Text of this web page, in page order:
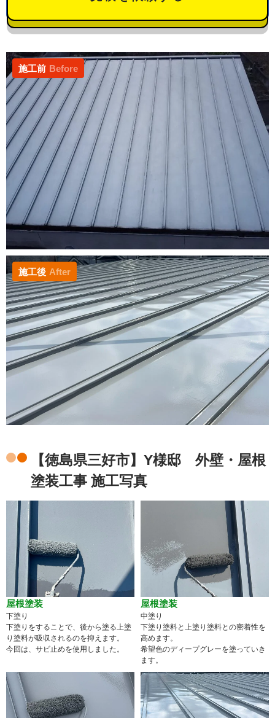
施工前 Before
施工後 After
【徳島県三好市】Y様邸 外壁・屋根
塗装工事 施工写真
屋根塗装
下塗り
下塗りをすることで、後から塗る上塗
り塗料が吸収されるのを抑えます。
今回は、サビ止めを使用しました。
屋根塗装
中塗り
下塗り塗料と上塗り塗料との密着性を
高めます。
希望色のディープグレーを塗っていき
ます。